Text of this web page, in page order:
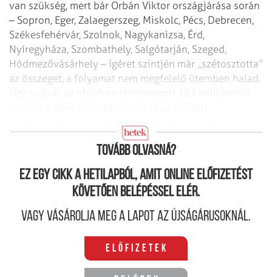
van szükség, mert bár Orbán Viktor országjárása során
– Sopron, Eger, Zalaegerszeg, Miskolc, Pécs, Debrecen,
Székesfehérvár, Szolnok, Nagykanizsa, Érd,
Nyíregyháza, Szombathely, Salgótarján, Szeged,
Hódmezővásárhely – ígéret szintjén már „szétosztotta”
az összeget, a folyamat nem megfelelő ütemben halad.
felgyorsuljon a kifizetés.
Tovább olvasná?
Ez egy cikk a hetilapból, amit online előfizetést
követően belépéssel elér.
Vagy vásárolja meg a lapot az újságárusoknál.
Előfizetek